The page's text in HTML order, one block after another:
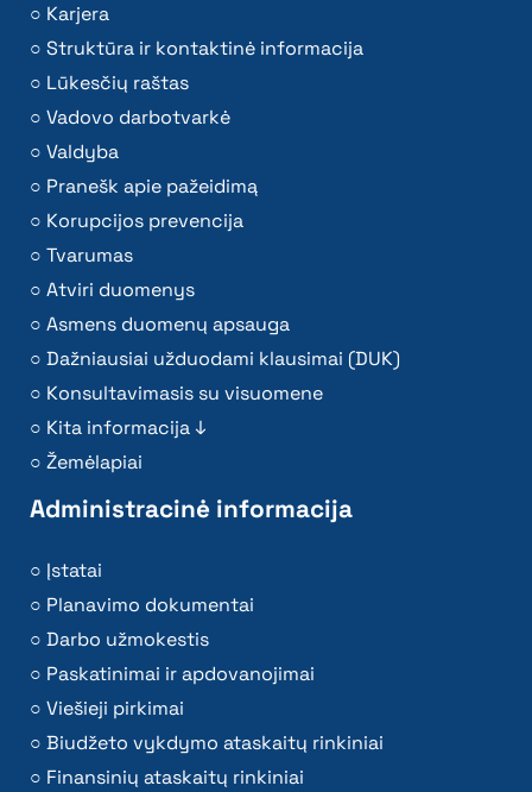
Karjera
Struktūra ir kontaktinė informacija
Lūkesčių raštas
Vadovo darbotvarkė
Valdyba
Pranešk apie pažeidimą
Korupcijos prevencija
Tvarumas
Atviri duomenys
Asmens duomenų apsauga
Dažniausiai užduodami klausimai (DUK)
Konsultavimasis su visuomene
Kita informacija ↓
Žemėlapiai
Administracinė informacija
Įstatai
Planavimo dokumentai
Darbo užmokestis
Paskatinimai ir apdovanojimai
Viešieji pirkimai
Biudžeto vykdymo ataskaitų rinkiniai
Finansinių ataskaitų rinkiniai